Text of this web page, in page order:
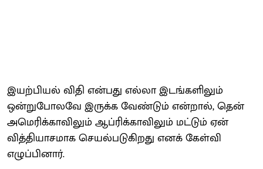
இயற்பியல் விதி என்பது எல்லா இடங்களிலும்
ஒன்றுபோலவே இருக்க வேண்டும் என்றால், தென்
அமெரிக்காவிலும் ஆப்ரிக்காவிலும் மட்டும் ஏன்
வித்தியாசமாக செயல்படுகிறது எனக் கேள்வி
எழுப்பினார்.